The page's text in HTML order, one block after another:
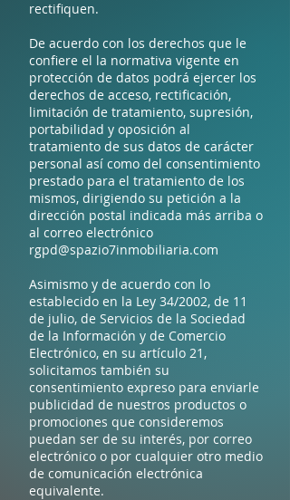
rectifiquen.
De acuerdo con los derechos que le
confiere el la normativa vigente en
protección de datos podrá ejercer los
derechos de acceso, rectificación,
limitación de tratamiento, supresión,
portabilidad y oposición al
tratamiento de sus datos de carácter
personal así como del consentimiento
prestado para el tratamiento de los
mismos, dirigiendo su petición a la
dirección postal indicada más arriba o
al correo electrónico
rgpd@spazio7inmobiliaria.com
Asimismo y de acuerdo con lo
establecido en la Ley 34/2002, de 11
de julio, de Servicios de la Sociedad
de la Información y de Comercio
Electrónico, en su artículo 21,
solicitamos también su
consentimiento expreso para enviarle
publicidad de nuestros productos o
promociones que consideremos
puedan ser de su interés, por correo
electrónico o por cualquier otro medio
de comunicación electrónica
equivalente.